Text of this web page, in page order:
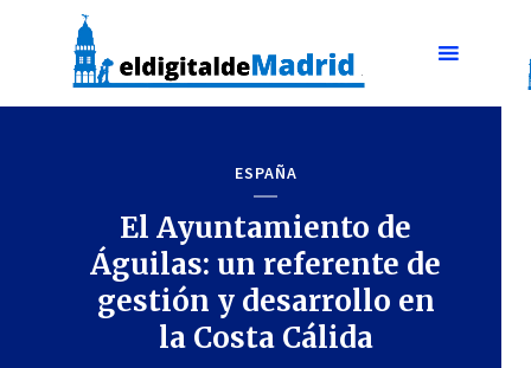
ESPAÑA
El Ayuntamiento de
Águilas: un referente de
gestión y desarrollo en
la Costa Cálida